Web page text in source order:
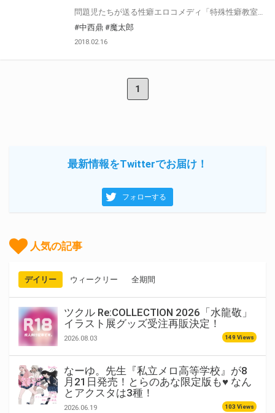
#中西鼎 #魔太郎
2018.02.16
1
最新情報をTwitterでお届け！
フォローする
人気の記事
デイリー ウィークリー 全期間
ツクル Re:COLLECTION 2026「水龍敬」
イラスト展グッズ受注再販決定！
2026.08.03 149 Views
なーゆ。先生『私立メロ高等学校』が8
月21日発売！とらのあな限定版も♥ なん
とアクスタは3種！
2026.06.19 103 Views